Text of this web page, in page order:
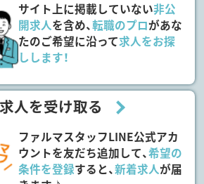
サイト上に掲載していない非公
開求人を含め、転職のプロがあな
たのご希望に沿って求人をお探
しします！
人を受け取る
ファルマスタッフLINE公式アカ
ウントを友だち追加して、希望の
条件を登録すると、新着求人が届